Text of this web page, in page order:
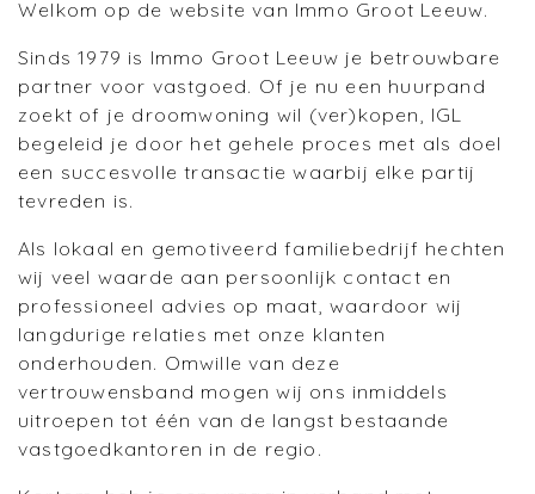
Welkom op de website van Immo Groot Leeuw.
Sinds 1979 is Immo Groot Leeuw je betrouwbare
partner voor vastgoed. Of je nu een huurpand
zoekt of je droomwoning wil (ver)kopen, IGL
begeleid je door het gehele proces met als doel
een succesvolle transactie waarbij elke partij
tevreden is.
Als lokaal en gemotiveerd familiebedrijf hechten
wij veel waarde aan persoonlijk contact en
professioneel advies op maat, waardoor wij
langdurige relaties met onze klanten
onderhouden. Omwille van deze
vertrouwensband mogen wij ons inmiddels
uitroepen tot één van de langst bestaande
vastgoedkantoren in de regio.